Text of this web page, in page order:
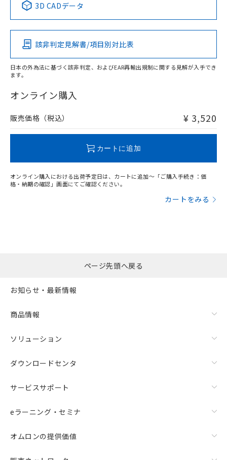
Pb Hg Cd Cr(VI)
O
在庫等で未対応品が混在する可能性があります。
問い合わせください。
この製品の規格認証/適合状況ページへ
その他の認証はこちらのページからご検索ください
3D CADデータ
該非判定見解書/項目別対比表
日本の外為法に基づく該非判定、およびEAR再輸出規制に関する見解が入手でき
ます。
オンライン購入
販売価格（税込） ¥ 3,520
カートに追加
オンライン購入における出荷予定日は、カートに追加～「ご購入手続き：価
格・納期の確認」画面にてご確認ください。
カートをみる
ページ先頭へ戻る
お知らせ・最新情報
商品情報
ソリューション
ダウンロードセンタ
サービスサポート
eラーニング・セミナ
オムロンの提供価値